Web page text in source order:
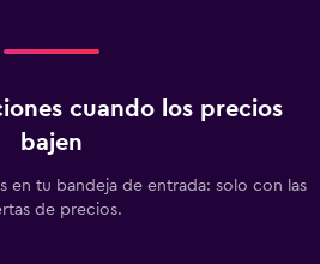
cuando los precios
bajen
en tu bandeja de entrada: solo con las
de precios.